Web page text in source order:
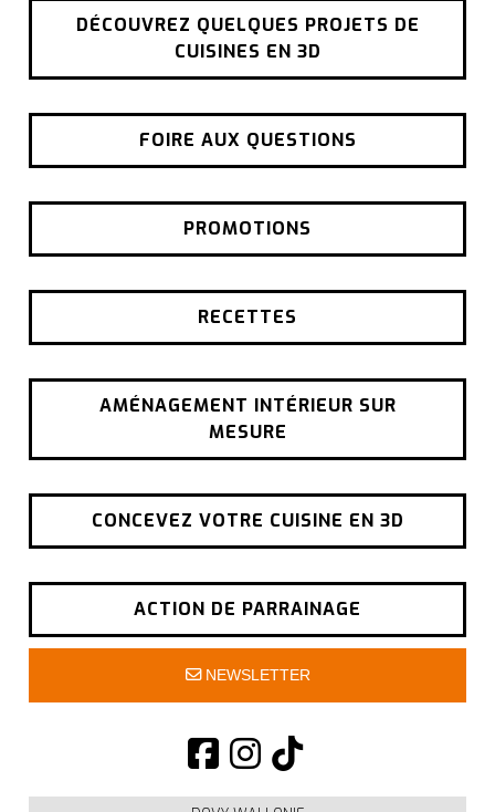
DÉCOUVREZ QUELQUES PROJETS DE
CUISINES EN 3D
FOIRE AUX QUESTIONS
PROMOTIONS
RECETTES
AMÉNAGEMENT INTÉRIEUR SUR
MESURE
CONCEVEZ VOTRE CUISINE EN 3D
ACTION DE PARRAINAGE
NEWSLETTER